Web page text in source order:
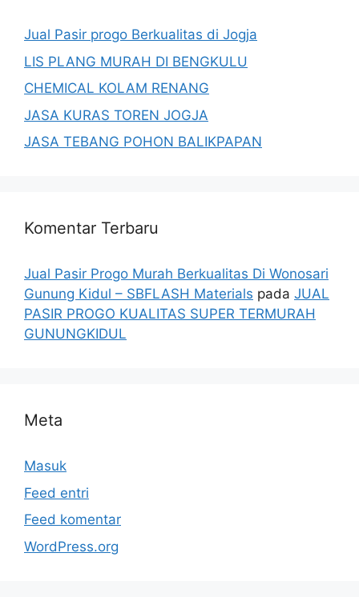
Jual Pasir progo Berkualitas di Jogja
LIS PLANG MURAH DI BENGKULU
CHEMICAL KOLAM RENANG
JASA KURAS TOREN JOGJA
JASA TEBANG POHON BALIKPAPAN
Komentar Terbaru
Jual Pasir Progo Murah Berkualitas Di Wonosari
Gunung Kidul – SBFLASH Materials pada JUAL
PASIR PROGO KUALITAS SUPER TERMURAH
GUNUNGKIDUL
Meta
Masuk
Feed entri
Feed komentar
WordPress.org